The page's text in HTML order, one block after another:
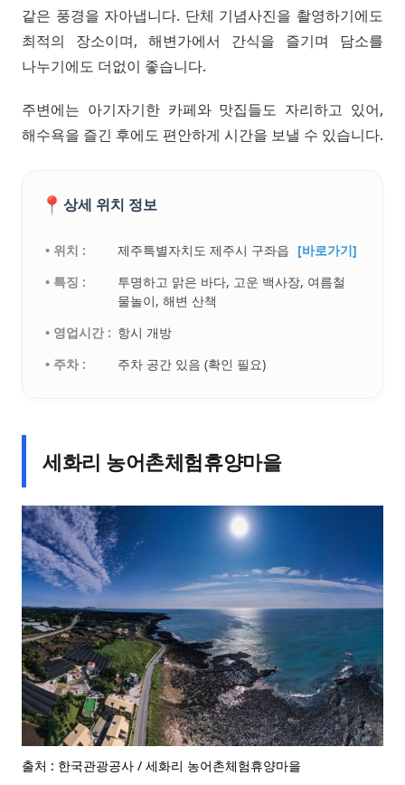
같은 풍경을 자아냅니다. 단체 기념사진을 촬영하기에도
최적의 장소이며, 해변가에서 간식을 즐기며 담소를
나누기에도 더없이 좋습니다.
주변에는 아기자기한 카페와 맛집들도 자리하고 있어,
해수욕을 즐긴 후에도 편안하게 시간을 보낼 수 있습니다.
📍 상세 위치 정보
• 위치 : 제주특별자치도 제주시 구좌읍 [바로가기]
• 특징 :
투명하고 맑은 바다, 고운 백사장, 여름철
물놀이, 해변 산책
• 영업시간 : 항시 개방
• 주차 :
주차 공간 있음 (확인 필요)
세화리 농어촌체험휴양마을
출처 : 한국관광공사 / 세화리 농어촌체험휴양마을